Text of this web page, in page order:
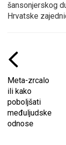
šansonjerskog
Hrvatske
Meta-zrcalo
ili kako
poboljšati
međuljudske
odnose